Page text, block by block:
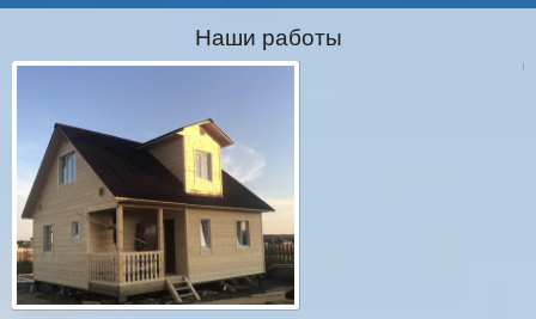
Наши работы